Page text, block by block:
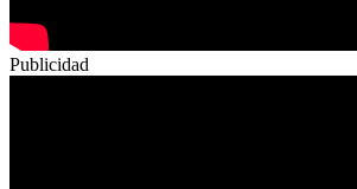
Publicidad